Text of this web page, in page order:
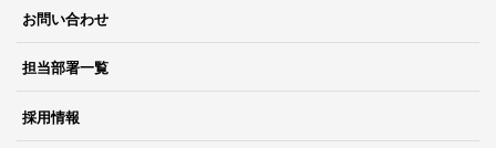
お問い合わせ
担当部署一覧
採用情報